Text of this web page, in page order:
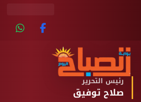
رئيس التحرير
صلاح توفيق